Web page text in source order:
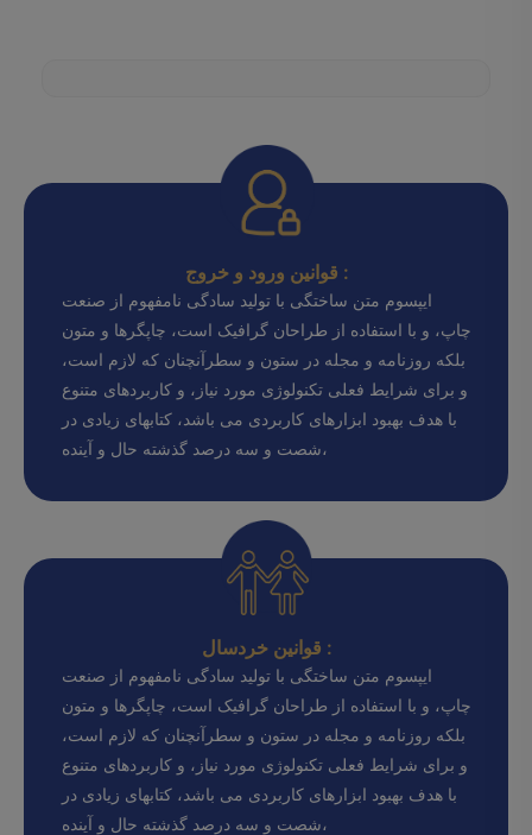
قوانین ورود و خروج :
ایپسوم متن ساختگی با تولید سادگی نامفهوم از صنعت
چاپ، و با استفاده از طراحان گرافیک است، چاپگرها و متون
بلکه روزنامه و مجله در ستون و سطرآنچنان که لازم است،
و برای شرایط فعلی تکنولوژی مورد نیاز، و کاربردهای متنوع
با هدف بهبود ابزارهای کاربردی می باشد، کتابهای زیادی در
شصت و سه درصد گذشته حال و آینده،
قوانین خردسال :
ایپسوم متن ساختگی با تولید سادگی نامفهوم از صنعت
چاپ، و با استفاده از طراحان گرافیک است، چاپگرها و متون
بلکه روزنامه و مجله در ستون و سطرآنچنان که لازم است،
و برای شرایط فعلی تکنولوژی مورد نیاز، و کاربردهای متنوع
با هدف بهبود ابزارهای کاربردی می باشد، کتابهای زیادی در
شصت و سه درصد گذشته حال و آینده،